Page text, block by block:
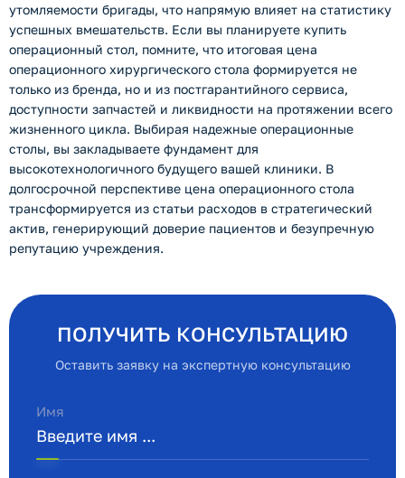
утомляемости бригады, что напрямую влияет на статистику
успешных вмешательств. Если вы планируете купить
операционный стол, помните, что итоговая цена
операционного хирургического стола формируется не
только из бренда, но и из постгарантийного сервиса,
доступности запчастей и ликвидности на протяжении всего
жизненного цикла. Выбирая надежные операционные
столы, вы закладываете фундамент для
высокотехнологичного будущего вашей клиники. В
долгосрочной перспективе цена операционного стола
трансформируется из статьи расходов в стратегический
актив, генерирующий доверие пациентов и безупречную
репутацию учреждения.
ПОЛУЧИТЬ КОНСУЛЬТАЦИЮ
Оставить заявку на экспертную консультацию
Имя